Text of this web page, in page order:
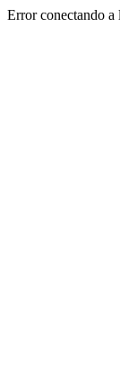
Error conectando a